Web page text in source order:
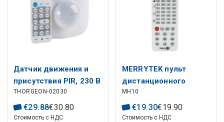
Датчик движения и
присутствия PIR, 230 В
переменного тока,
2000 Вт, 20 м, IP65, с
пультом
THORGEON-02030
€29.88€30.80
Стоимость с НДС
MERRYTEK пульт
дистанционного
управления MH10 для
микроволновых
датчиков ИК
MH10
€19.30€19.90
Стоимость с НДС